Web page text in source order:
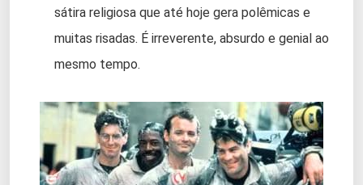
sátira religiosa que até hoje gera polêmicas e
muitas risadas. É irreverente, absurdo e genial ao
mesmo tempo.